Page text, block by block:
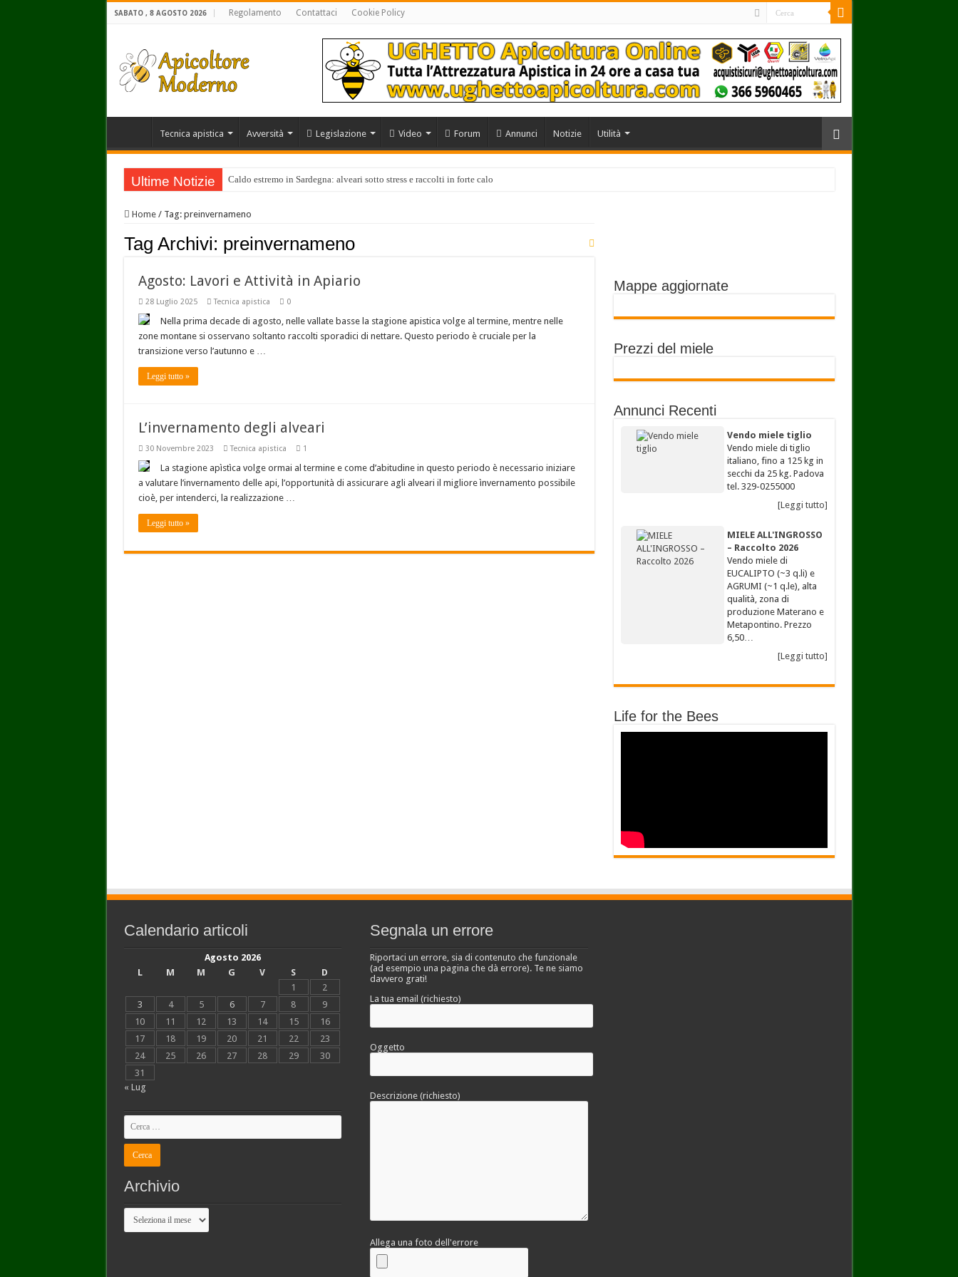
SABATO , 8 AGOSTO 2026 Regolamento Contattaci Cookie Policy
Tecnica apistica Avversità Legislazione Video Forum Annunci Notizie Utilità
Ultime Notizie Caldo estremo in Sardegna: alveari sotto stress e raccolti in forte calo
Home / Tag: preinvernameno
Tag Archivi: preinvernameno
Agosto: Lavori e Attività in Apiario
28 Luglio 2025 Tecnica apistica 0
Nella prima decade di agosto, nelle vallate basse la stagione apistica volge al termine, mentre nelle
zone montane si osservano soltanto raccolti sporadici di nettare. Questo periodo è cruciale per la
transizione verso l’autunno e …
Leggi tutto »
L’invernamento degli alveari
30 Novembre 2023 Tecnica apistica 1
La stagione apìstìca volge ormai al termine e come d’abitudine in questo periodo è necessario iniziare
a valutare l’invernamento delle api, l’opportunità di assicurare agli alveari il migliore ìnvernamento possibile
cioè, per intenderci, la realizzazione …
Leggi tutto »
Mappe aggiornate
Prezzi del miele
Annunci Recenti
Vendo miele tiglio
Vendo miele di tiglio
italiano, fino a 125 kg in
secchi da 25 kg. Padova
tel. 329-0255000
[Leggi tutto]
MIELE ALL'INGROSSO
– Raccolto 2026
Vendo miele di
EUCALIPTO (~3 q.li) e
AGRUMI (~1 q.le), alta
qualità, zona di
produzione Materano e
Metapontino. Prezzo
6,50…
[Leggi tutto]
Life for the Bees
Calendario articoli
Agosto 2026
L
M M G V S
D
1
2
3
4 5 6 7 8
9
10
11 12 13 14 15
16
17
18 19 20 21 22
23
24
25 26 27 28 29
30
31
« Lug
Archivio
Archivio
Segnala un errore
Riportaci un errore, sia di contenuto che funzionale
(ad esempio una pagina che dà errore). Te ne siamo
davvero grati!
La tua email (richiesto)
Oggetto
Descrizione (richiesto)
Allega una foto dell'errore